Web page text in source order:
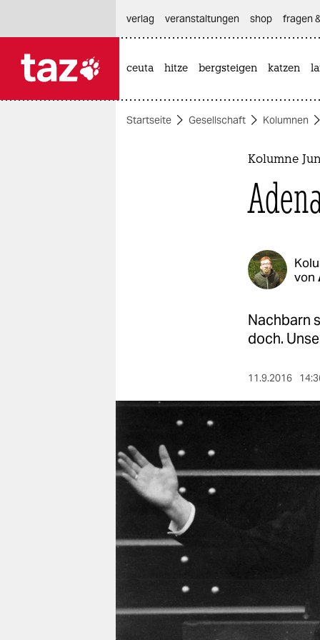
themen
verlag
veranstaltungen
shop
fragen & hilfe
unterstützen
genossenschaft
verlag
veranstaltungen shop fragen
ceuta hitze bergsteigen katzen
Startseite Gesellschaft Kolumnen
Kolumne
von
Nachbarn
doch.
11.9.2016